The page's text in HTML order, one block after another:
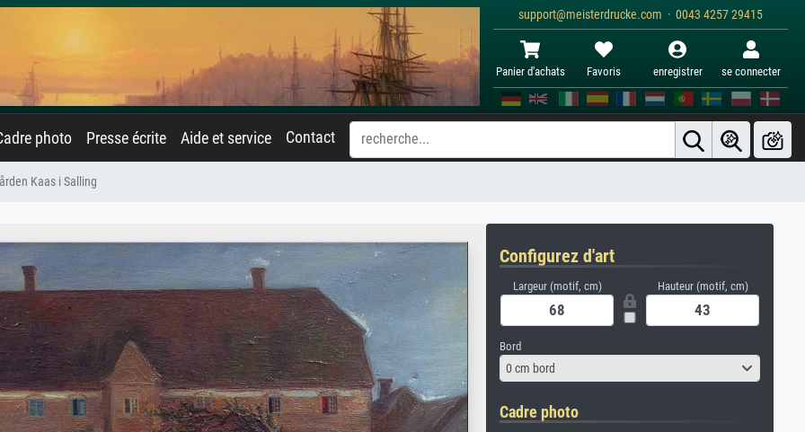
support@meisterdrucke.com · 0043 4257 29415
Panier d'achats Favoris enregistrer se connecter
photo Presse écrite Aide et service Contact
Kaas i Salling
Configurez d'art
Largeur (motif, cm) Hauteur (motif, cm)
Bord
0 cm bord
Cadre photo